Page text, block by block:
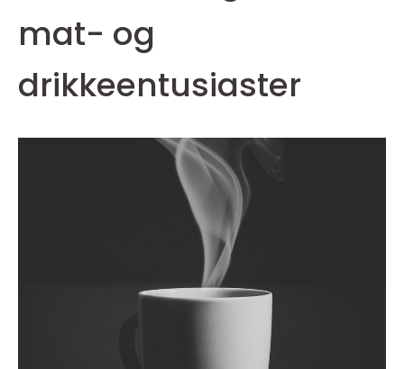
mat- og
drikkeentusiaster